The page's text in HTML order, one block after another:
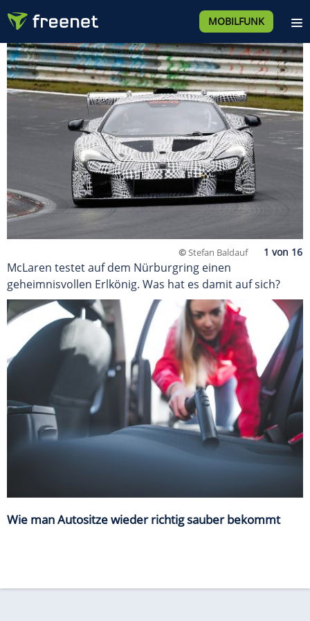
MOBILFUNK
©Stefan Baldauf
McLaren testet auf dem Nürburgring einen
geheimnisvollen Erlkönig. Was hat es damit auf sich?
Wie man Autositze wieder richtig sauber bekommt